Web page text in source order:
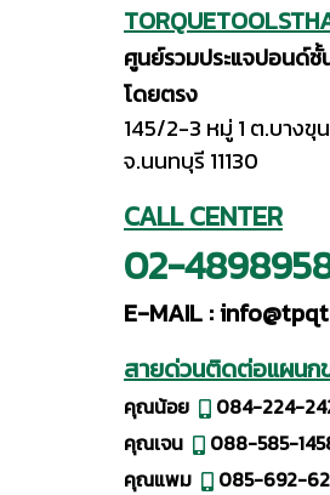
ศูนย์รวมประแจปอนด์
โดยตรง
145/2-3 หมู่ 1 ต.บางขุ
จ.นนทบุรี 11130
CALL CENTER
02-
E-MAIL :
สายด่วนติดต่อแผนก
คุณน้อย
084-224-
คุณเจน
088-585-
คุณแพม
085-692-